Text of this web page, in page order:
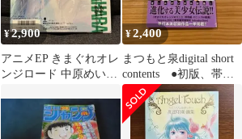
¥2,900
アニメEP きまぐれオレ
ンジロード 中原めいこ
ッカー付
¥2,400
まつもと泉digital short
contents ●初版、帯付
きです。